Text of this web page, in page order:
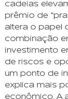
cadeias
prêmio de
altera o papel
combinação
investimento
de riscos e
um ponto de
explica mais
econômico. A